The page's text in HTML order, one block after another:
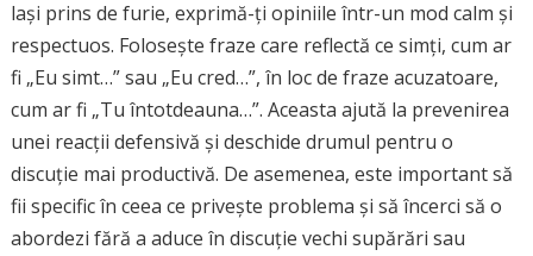
lași prins de furie, exprimă-ți opiniile într-un mod calm și
respectuos. Folosește fraze care reflectă ce simți, cum ar
fi „Eu simt…” sau „Eu cred…”, în loc de fraze acuzatoare,
cum ar fi „Tu întotdeauna…”. Aceasta ajută la prevenirea
unei reacții defensivă și deschide drumul pentru o
discuție mai productivă. De asemenea, este important să
fii specific în ceea ce privește problema și să încerci să o
abordezi fără a aduce în discuție vechi supărări sau